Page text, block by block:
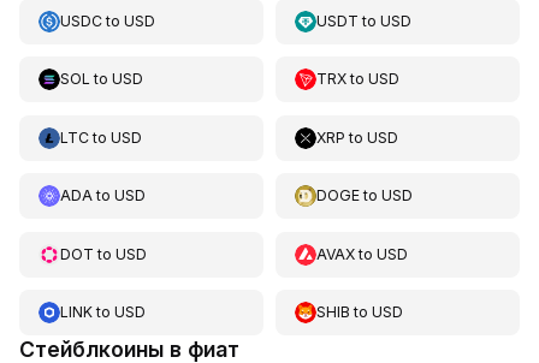
USDCto USD USDT toUSD
SOL to USD TRXtoUSD
LTCto USD XRP toUSD
ADAto USD DOGEtoUSD
DOT to USD AVAXtoUSD
LINKto USD SHIB toUSD
Стейблкоины в фиат